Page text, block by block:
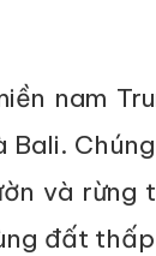
nam
Bali.
và rừng
đất